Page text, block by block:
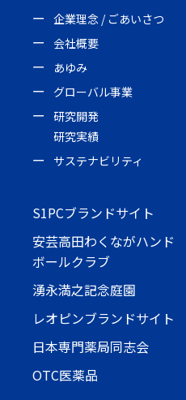
企業理念 / ごあいさつ
会社概要
あゆみ
グローバル事業
研究開発
研究実績
サステナビリティ
S1PCブランドサイト
安芸高田わくながハンド
ボールクラブ
湧永満之記念庭園
レオピンブランドサイト
日本専門薬局同志会
OTC医薬品